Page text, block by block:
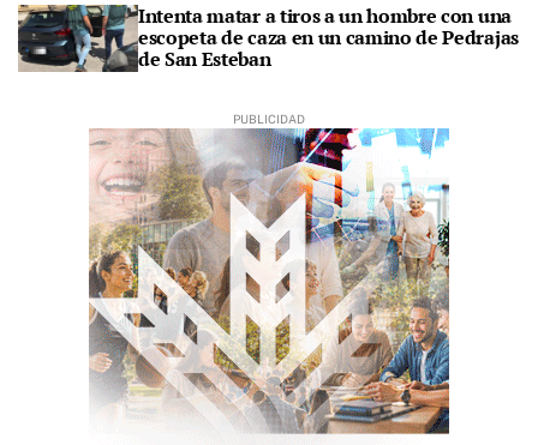
Intenta matar a tiros a un hombre con una
escopeta de caza en un camino de Pedrajas
de San Esteban